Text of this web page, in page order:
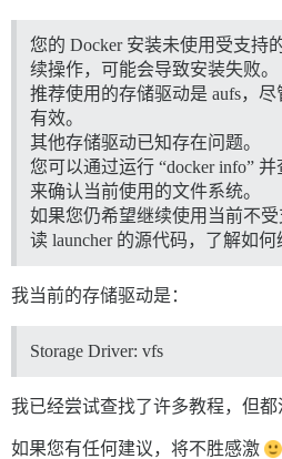
您的 Docker 安装未使用受支持
续操作，可能会导致安装失败。
推荐使用的存储驱动是 aufs，尽
有效。
其他存储驱动已知存在问题。
您可以通过运行 “docker info” 并
来确认当前使用的文件系统。
如果您仍希望继续使用当前不
读 launcher 的源代码，了解如何
我当前的存储驱动是：
Storage Driver: vfs
我已经尝试查找了许多教程，但都
如果您有任何建议，将不胜感激